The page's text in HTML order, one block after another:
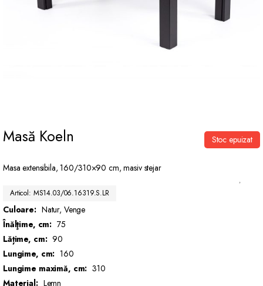
Masă Koeln
Masa extensibila, 160/310×90 cm, masiv stejar
Articol: MS14.03/06.16319.S.LR
Culoare: Natur, Venge
Înălţime, cm: 75
Lățime, cm: 90
Lungime, cm: 160
Lungime maximă, cm: 310
Material: Lemn
Stoc epuizat